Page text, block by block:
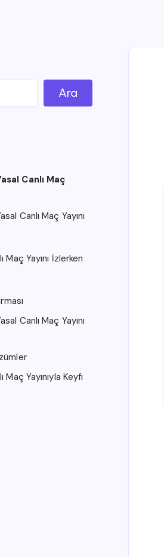
Ara
Canlı Maç
Canlı Maç Yayını
Yayını İzlerken
Canlı Maç Yayını
Yayınıyla Keyfi